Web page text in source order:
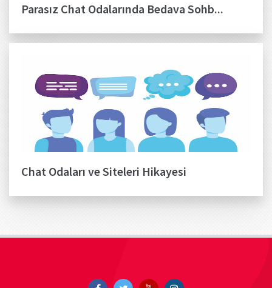
Parasız Chat Odalarında Bedava Sohb...
Chat Odaları ve Siteleri Hikayesi